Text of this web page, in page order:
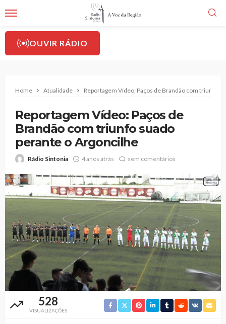
OUVIR RÁDIO
Home Atualidade Reportagem Vídeo: Paços de Brandão com triunfo
Reportagem Vídeo: Paços de
Brandão com triunfo suado
perante o Argoncilhe
Rádio Sintonia 4 anos atrás sem comentários
528
VISUALIZAÇÕES